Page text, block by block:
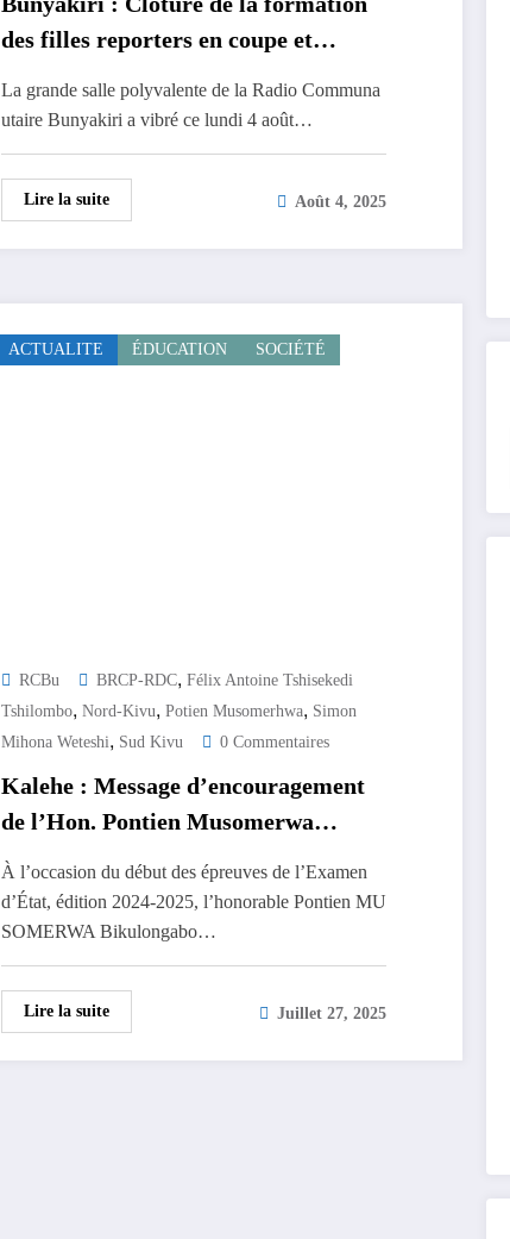
des filles reporters en coupe et
réutilisables
La grande salle polyvalente de la Radio Communa
utaire Bunyakiri a vibré ce lundi 4 août…
Lire la suite Août 4, 2025
ACTUALITE ÉDUCATION SOCIÉTÉ
RCBu BRCP-RDC, Félix Antoine Tshisekedi
Tshilombo, Nord-Kivu, Potien Musomerhwa, Simon
Mihona Weteshi, Sud Kivu 0 Commentaires
Kalehe : Message d’encouragement
de l’Hon. Pontien Musomerwa
Bikulongabo
À l’occasion du début des épreuves de l’Examen
d’État, édition 2024-2025, l’honorable Pontien MU
SOMERWA Bikulongabo…
Lire la suite Juillet 27, 2025